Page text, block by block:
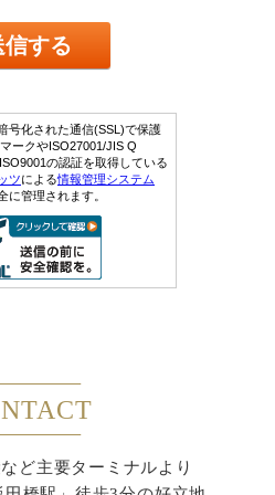
ど主要ターミナルより